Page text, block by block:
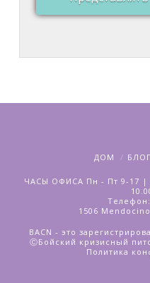
ДОМ БЛОГ
ЧАСЫ ОФИСА Пн - Пт 9-17
Телефон:
1506
BACN - это
ⒸБойский кризисный
Политика